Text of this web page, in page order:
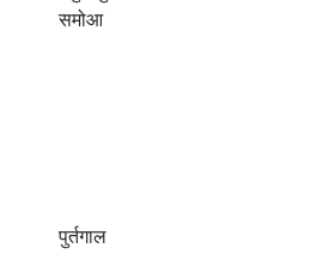
समोआ
पुर्तगाल